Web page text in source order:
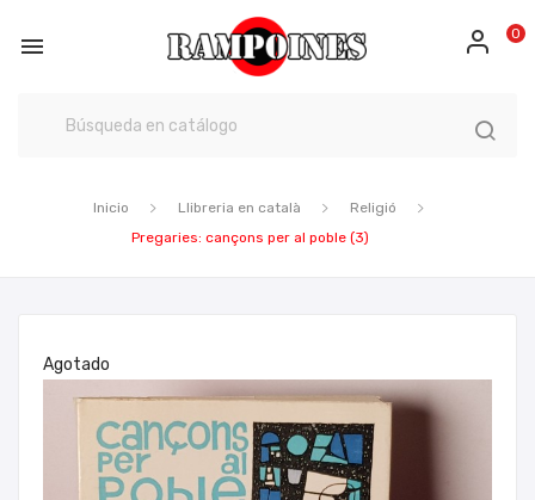
 0
Inicio Llibreria en català
Religió
Pregaries: cançons per al poble (3)
Agotado